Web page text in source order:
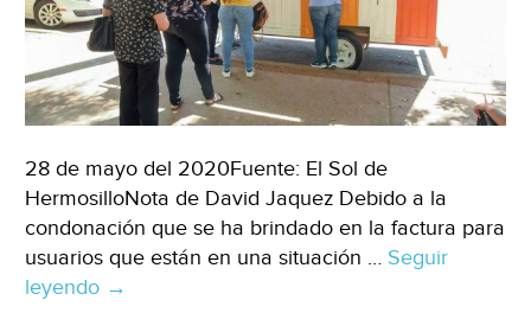
28 de mayo del 2020Fuente: El Sol de
HermosilloNota de David Jaquez Debido a la
condonación que se ha brindado en la factura para
usuarios que están en una situación … Seguir
leyendo Sonora:
→